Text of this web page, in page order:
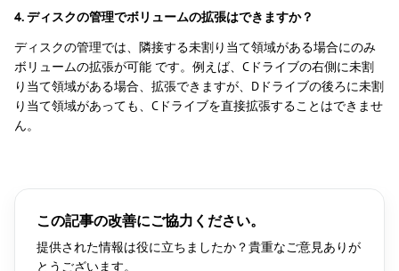
4. ディスクの管理でボリュームの拡張はできますか？
ディスクの管理では、隣接する未割り当て領域がある場合にのみ
ボリュームの拡張が可能 です。例えば、Cドライブの右側に未割
り当て領域がある場合、拡張できますが、Dドライブの後ろに未割
り当て領域があっても、Cドライブを直接拡張することはできませ
ん。
この記事の改善にご協力ください。
提供された情報は役に立ちましたか？貴重なご意見ありが
とうございます。